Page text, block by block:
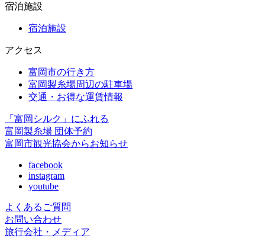
宿泊施設
宿泊施設
アクセス
富岡市の行き方
富岡製糸場周辺の駐車場
交通・お得な運賃情報
「富岡シルク」にふれる
富岡製糸場 団体予約
富岡市観光協会からお知らせ
facebook
instagram
youtube
よくあるご質問
お問い合わせ
旅行会社・メディア